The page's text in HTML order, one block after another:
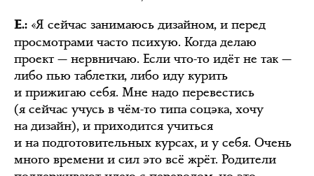
Е.: «Я сейчас занимаюсь дизайном, и перед
просмотрами часто психую. Когда делаю
проект — нервничаю. Если что-то идёт не так —
либо пью таблетки, либо иду курить
и прижигаю себя. Мне надо перевестись
(я сейчас учусь в чём-то типа соцэка, хочу
на дизайн), и приходится учиться
и на подготовительных курсах, и у себя. Очень
много времени и сил это всё жрёт. Родители